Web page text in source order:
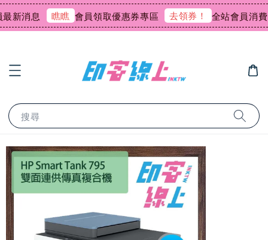
消息 瞧瞧 會員領取優惠券專區 去領券！ 全站會員消費回
搜尋